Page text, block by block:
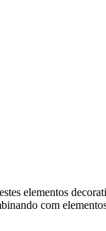
elementos
com